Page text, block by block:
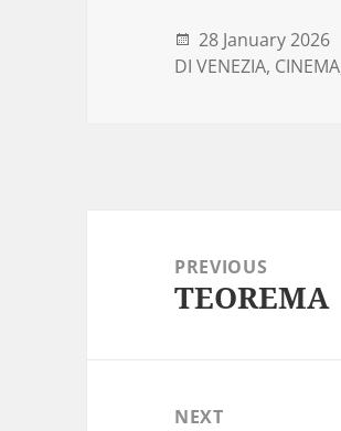
28 January 2026
DI VENEZIA CINEMA
navigationPREVIOUS
Previous
TEOREMA
NEXT